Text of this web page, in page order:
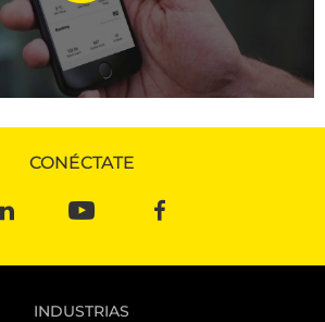
CONÉCTATE
INDUSTRIAS